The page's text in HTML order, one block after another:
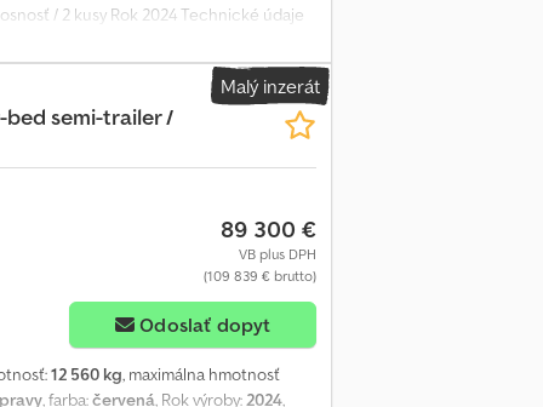
/ 2 kusy Rok 2024 Technické údaje
4 nápravy SAF Chedpjzmv
K dispozícii sú 2 identické
Malý inzerát
bed semi-trailer /
89 300 €
VB plus DPH
(109 839 € brutto)
Odoslať dopyt
12 560 kg, maximálna hmotnosť
, farba:červená, Rok výroby:2024,